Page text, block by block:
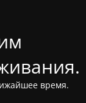
время.